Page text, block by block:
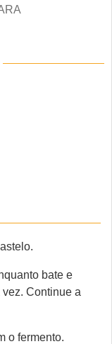
bate e
Continue a
o fermento.